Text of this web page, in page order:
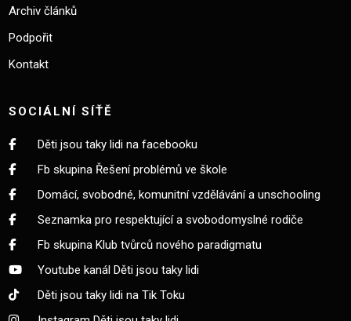
Archiv článků
Podpořit
Kontakt
SOCIÁLNÍ SÍŤĚ
Děti jsou taky lidi na facebooku
Fb skupina Řešení problémů ve škole
Domácí, svobodné, komunitní vzdělávání a unschooling
Seznamka pro respektující a svobodomyslné rodiče
Fb skupina Klub tvůrců nového paradigmatu
Youtube kanál Děti jsou taky lidi
Děti jsou taky lidi na Tik Toku